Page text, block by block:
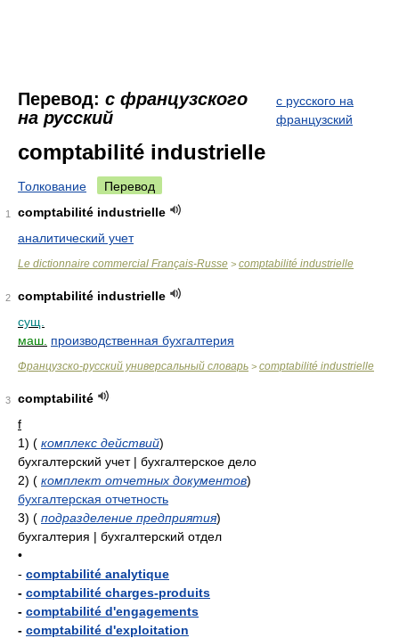
Перевод: с французского
на русский
с русского на
французский
comptabilité industrielle
Толкование Перевод
1
comptabilité industrielle
аналитический учет
Le dictionnaire commercial Français-Russe > comptabilité industrielle
2
comptabilité industrielle
сущ.
маш. производственная бухгалтерия
Французско-русский универсальный словарь > comptabilité industrielle
3
comptabilité
f
1) ( комплекс действий)
бухгалтерский учет | бухгалтерское дело
2) ( комплект отчетных документов)
бухгалтерская отчетность
3) ( подразделение предприятия)
бухгалтерия | бухгалтерский отдел
•
- comptabilité analytique
- comptabilité charges-produits
- comptabilité d'engagements
- comptabilité d'exploitation